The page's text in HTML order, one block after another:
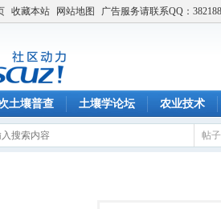
收藏本站 网站地图 广告服务请联系QQ：
土壤普查 土壤学论坛 农业技术
帖子